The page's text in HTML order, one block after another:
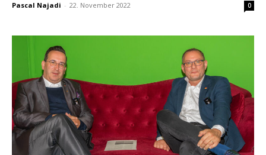
Pascal Najadi - 22. November 2022 0